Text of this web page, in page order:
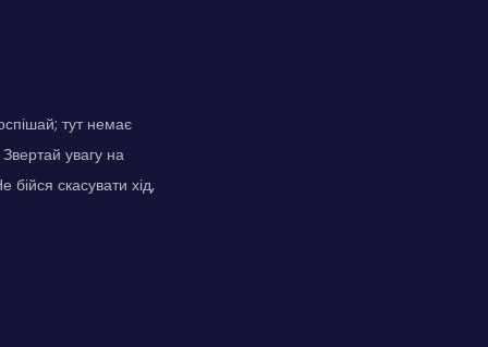
тут немає
увагу на
бійся скасувати хід,